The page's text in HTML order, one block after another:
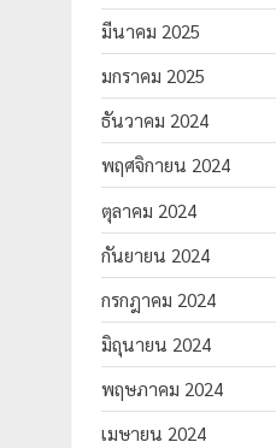
มีนาคม 2025
มกราคม 2025
ธันวาคม 2024
พฤศจิกายน 2024
ตุลาคม 2024
กันยายน 2024
กรกฎาคม 2024
มิถุนายน 2024
พฤษภาคม 2024
เมษายน 2024